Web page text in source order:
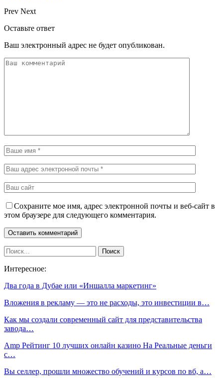
Prev Next
Оставьте ответ
Ваш электронный адрес не будет опубликован.
Сохраните мое имя, адрес электронной почты и веб-сайт в
этом браузере для следующего комментария.
Интересное:
Два года в Дубае или «Иншалла маркетинг»⁠⁠
Вложения в рекламу — это не расходы, это инвестиции в…
Как мы создали современный сайт для представительства
завода…
Amp Рейтинг 10 лучших онлайн казино На Реальные деньги
с…
Вы селлер, прошли множество обучений и курсов по вб, а…